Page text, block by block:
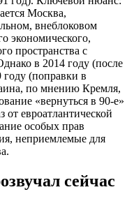
Москва,
внеблоковом
экономического,
пространства с
в 2014 году (после
(поправки в
по мнению Кремля,
«вернуться в 90-е»
от евроатлантической
особых прав
неприемлемые для
сейчас